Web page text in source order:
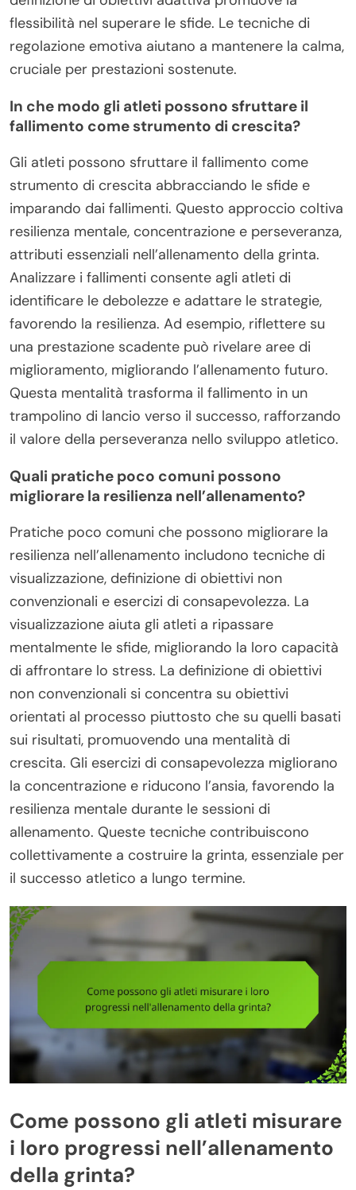
flessibilità nel superare le sfide. Le tecniche di
regolazione emotiva aiutano a mantenere la calma,
cruciale per prestazioni sostenute.
In che modo gli atleti possono sfruttare il
fallimento come strumento di crescita?
Gli atleti possono sfruttare il fallimento come
strumento di crescita abbracciando le sfide e
imparando dai fallimenti. Questo approccio coltiva
resilienza mentale, concentrazione e perseveranza,
attributi essenziali nell’allenamento della grinta.
Analizzare i fallimenti consente agli atleti di
identificare le debolezze e adattare le strategie,
favorendo la resilienza. Ad esempio, riflettere su
una prestazione scadente può rivelare aree di
miglioramento, migliorando l’allenamento futuro.
Questa mentalità trasforma il fallimento in un
trampolino di lancio verso il successo, rafforzando
il valore della perseveranza nello sviluppo atletico.
Quali pratiche poco comuni possono
migliorare la resilienza nell’allenamento?
Pratiche poco comuni che possono migliorare la
resilienza nell’allenamento includono tecniche di
visualizzazione, definizione di obiettivi non
convenzionali e esercizi di consapevolezza. La
visualizzazione aiuta gli atleti a ripassare
mentalmente le sfide, migliorando la loro capacità
di affrontare lo stress. La definizione di obiettivi
non convenzionali si concentra su obiettivi
orientati al processo piuttosto che su quelli basati
sui risultati, promuovendo una mentalità di
crescita. Gli esercizi di consapevolezza migliorano
la concentrazione e riducono l’ansia, favorendo la
resilienza mentale durante le sessioni di
allenamento. Queste tecniche contribuiscono
collettivamente a costruire la grinta, essenziale per
il successo atletico a lungo termine.
Come possono gli atleti misurare
i loro progressi nell’allenamento
della grinta?